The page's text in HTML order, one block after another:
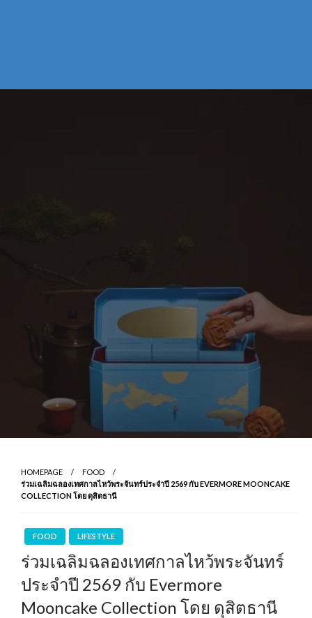
HOMEPAGE
FOOD
ร่วมเฉลิมฉลองเทศกาลไหว้พระจันทร์ประจำปี 2569 กับ EVERMORE MOONCAKE
COLLECTION โดย ดุสิตธานี
FOOD LIFESTYLE
ร่วมเฉลิมฉลองเทศกาลไหว้พระจันทร์
ประจำปี 2569 กับ Evermore
Mooncake Collection โดย ดุสิตธานี